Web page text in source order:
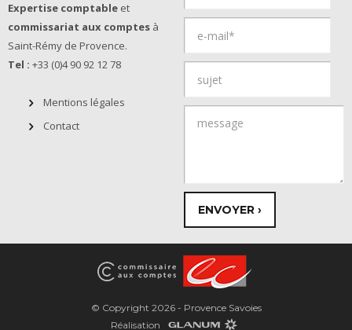
Expertise comptable et
commissariat aux comptes à
Saint-Rémy de Provence.
Tel : +33 (0)4 90 92 12 78
Mentions légales
Contact
© Copyright 2026 - Provence Savoies
Réalisation